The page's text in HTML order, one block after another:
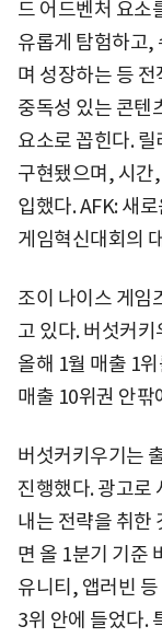
드 어드벤처 요소
유롭게 탐험하고,
며 성장하는 등
중독성 있는 콘텐
요소로 꼽힌다.
구현됐으며, 시간
입했다. AFK: 새
게임혁신대회의
조이 나이스 게임
고 있다. 버섯커
올해 1월 매출 1
매출 10위권 안팎
버섯커키우기는
진행했다. 광고로
내는 전략을 취한
면 올 1분기 기준
유니티, 앱러빈
3위 안에 들었다.